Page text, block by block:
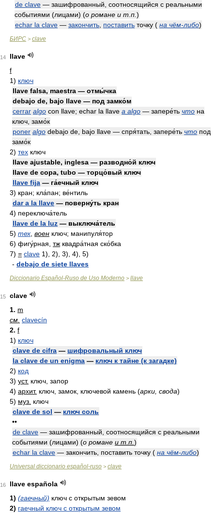
de clave — зашифрованный, соотносящийся с реальными
событиями (лицами) (о романе и т.п. )
echar la clave — закончить поставить точку ( на чём-либо)
БИРС > clave
14
llave
f
1) ключ
llave falsa, maestra — отмы́чка
debajo de, bajo llave — под замко́м
cerrar algo con llave; echar la llave a algo — запере́ть что на
ключ, замо́к
poner algo debajo de, bajo llave — спря́тать, запере́ть что под
замо́к
2) тех ключ
llave ajustable, inglesa — разводно́й ключ
llave de copa, tubo — торцо́вый ключ
llave fija — га́ечный ключ
3) кран; кла́пан; ве́нтиль
dar a la llave — поверну́ть кран
4) переключа́тель
llave de la luz — выключа́тель
5) тех воен ключ; манипуля́тор
6) фигу́рная, тж квадра́тная ско́бка
7) = clave 1), 2), 3), 4), 5)
- debajo de siete llaves
Diccionario Español-Ruso de Uso Moderno > llave
15
clave
1. m
см. clavecín
2. f
1) ключ
clave de cifra — шифровальный ключ
la clave de un enigma — ключ к тайне (к загадке)
2) код
3) уст. ключ, запор
4) архит. ключ, замок, ключевой камень (арки, свода)
5) муз. ключ
clave de sol — ключ соль
••
de clave — зашифрованный, соотносящийся с реальными
событиями (лицами) (о романе и т.п. )
echar la clave — закончить, поставить точку ( на чём-либо)
Universal diccionario español-ruso > clave
16
llave española
1) (гаечный) ключ с открытым зевом
2) гаечный ключ с открытым зевом